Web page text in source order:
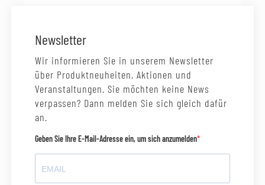
Newsletter
Wir informieren Sie in unserem Newsletter
über Produktneuheiten, Aktionen und
Veranstaltungen. Sie möchten keine News
verpassen? Dann melden Sie sich gleich dafür
an.
Geben Sie Ihre E-Mail-Adresse ein, um sich anzumelden